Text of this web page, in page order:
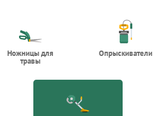
Ножницы для
травы
Опрыскиватели